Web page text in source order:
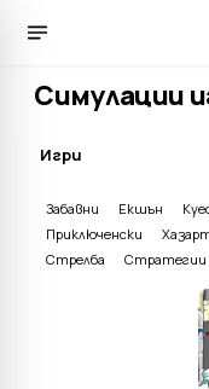
Симулации
Игри
Забавни Екшън
Приключенски
Стрелба
Стратегии